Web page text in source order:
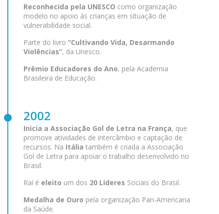
Reconhecida pela UNESCO como organização
modelo no apoio às crianças em situação de
vulnerabilidade social.
Parte do livro “Cultivando Vida, Desarmando
Violências”, da Unesco.
Prêmio Educadores do Ano, pela Academia
Brasileira de Educação.
2002
Inicia a Associação Gol de Letra na França, que
promove atividades de intercâmbio e captação de
recursos. Na Itália também é criada a Associação
Gol de Letra para apoiar o trabalho desenvolvido no
Brasil.
Raí é eleito um dos 20 Líderes Sociais do Brasil.
Medalha de Ouro pela organização Pan-Americana
da Saúde.